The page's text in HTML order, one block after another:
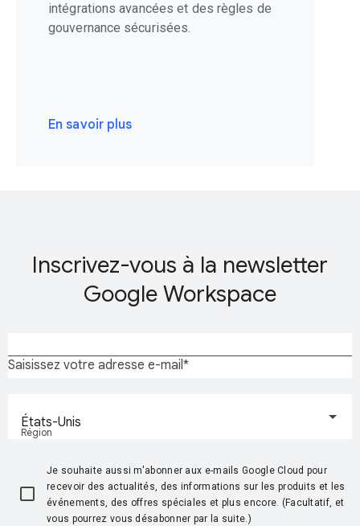
intégrations avancées et des règles de
gouvernance sécurisées.
En savoir plus
Inscrivez-vous à la newsletter
Google Workspace
Saisissez votre adresse e-mail
Région
États-Unis
Je souhaite aussi m'abonner aux e-mails Google Cloud pour
recevoir des actualités, des informations sur les produits et les
événements, des offres spéciales et plus encore. (Facultatif, et
vous pourrez vous désabonner par la suite.)